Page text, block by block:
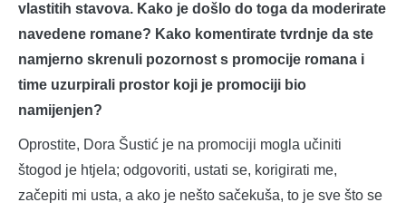
vlastitih stavova. Kako je došlo do toga da moderirate
navedene romane? Kako komentirate tvrdnje da ste
namjerno skrenuli pozornost s promocije romana i
time uzurpirali prostor koji je promociji bio
namijenjen?
Oprostite, Dora Šustić je na promociji mogla učiniti
štogod je htjela; odgovoriti, ustati se, korigirati me,
začepiti mi usta, a ako je nešto sačekuša, to je sve što se